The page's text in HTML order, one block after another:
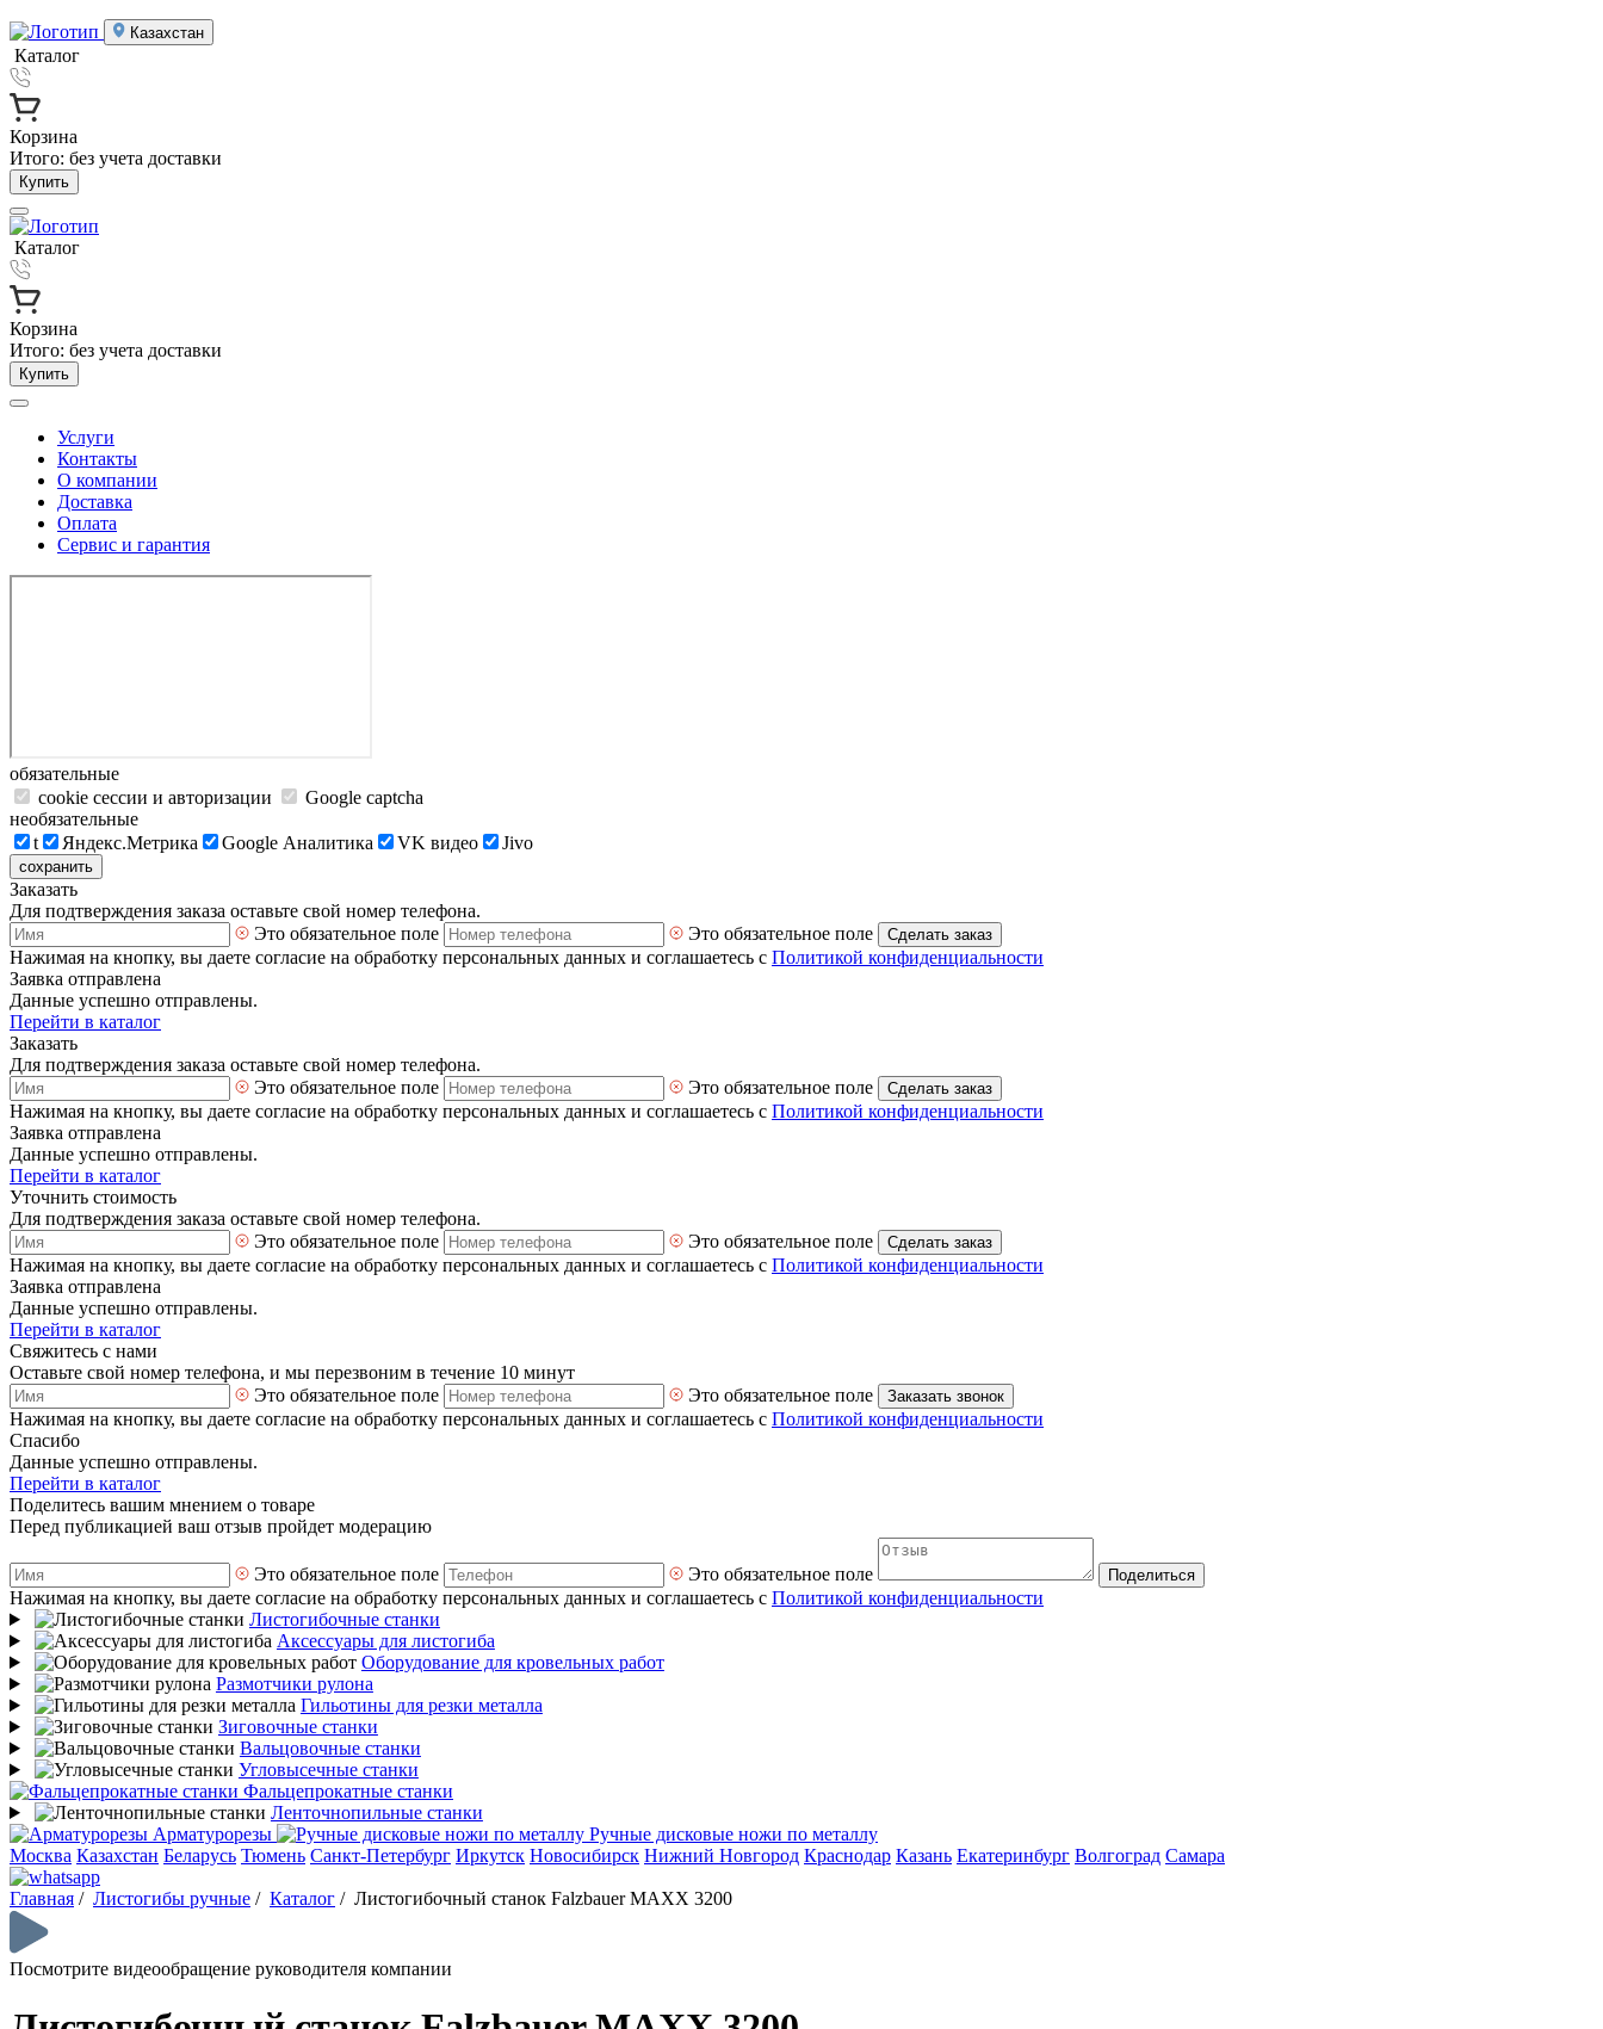
Казахстан
Каталог
Корзина
Итого: без учета доставки
Купить
Каталог
Корзина
Итого: без учета доставки
Купить
Услуги
Контакты
О компании
Доставка
Оплата
Сервис и гарантия
обязательные
cookie сессии и авторизации
Google captcha
необязательные
t
Яндекс.Метрика Google Аналитика VK видео Jivo
сохранить
Заказать
Для подтверждения заказа оставьте свой номер телефона.
Это обязательное поле
Это обязательное поле Сделать заказ
Нажимая на кнопку, вы даете согласие на обработку персональных данных и соглашаетесь с Политикой конфиденциальности
Заявка отправлена
Данные успешно отправлены.
Перейти в каталог
Заказать
Для подтверждения заказа оставьте свой номер телефона.
Это обязательное поле
Это обязательное поле Сделать заказ
Нажимая на кнопку, вы даете согласие на обработку персональных данных и соглашаетесь с Политикой конфиденциальности
Заявка отправлена
Данные успешно отправлены.
Перейти в каталог
Уточнить стоимость
Для подтверждения заказа оставьте свой номер телефона.
Это обязательное поле
Это обязательное поле Сделать заказ
Нажимая на кнопку, вы даете согласие на обработку персональных данных и соглашаетесь с Политикой конфиденциальности
Заявка отправлена
Данные успешно отправлены.
Перейти в каталог
Свяжитесь с нами
Оставьте свой номер телефона, и мы перезвоним в течение 10 минут
Это обязательное поле
Это обязательное поле Заказать звонок
Нажимая на кнопку, вы даете согласие на обработку персональных данных и соглашаетесь с Политикой конфиденциальности
Спасибо
Данные успешно отправлены.
Перейти в каталог
Поделитесь вашим мнением о товаре
Перед публикацией ваш отзыв пройдет модерацию
Это обязательное поле Это обязательное поле Поделиться
Нажимая на кнопку, вы даете согласие на обработку персональных данных и соглашаетесь с Политикой конфиденциальности
Листогибочные станки
Аксессуары для листогиба
Оборудование для кровельных работ
Размотчики рулона
Гильотины для резки металла
Зиговочные станки
Вальцовочные станки
Угловысечные станки
Фальцепрокатные станки
Ленточнопильные станки
Арматурорезы
Ручные дисковые ножи по металлу
Москва Казахстан Беларусь Тюмень Санкт-Петербург Иркутск Новосибирск Нижний Новгород Краснодар Казань Екатеринбург Волгоград Самара
Главная / Листогибы ручные / Каталог / Листогибочный станок Falzbauer MAXX 3200
Посмотрите видеообращение руководителя компании